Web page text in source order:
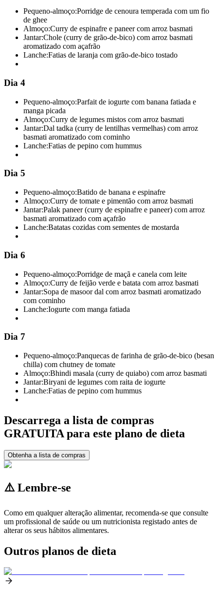
Pequeno-almoço:Porridge de cenoura temperada com um fio
de ghee
Almoço:Curry de espinafre e paneer com arroz basmati
Jantar:Chole (curry de grão-de-bico) com arroz basmati
aromatizado com açafrão
Lanche:Fatias de laranja com grão-de-bico tostado
Dia 4
Pequeno-almoço:Parfait de iogurte com banana fatiada e
manga picada
Almoço:Curry de legumes mistos com arroz basmati
Jantar:Dal tadka (curry de lentilhas vermelhas) com arroz
basmati aromatizado com cominho
Lanche:Fatias de pepino com hummus
Dia 5
Pequeno-almoço:Batido de banana e espinafre
Almoço:Curry de tomate e pimentão com arroz basmati
Jantar:Palak paneer (curry de espinafre e paneer) com arroz
basmati aromatizado com açafrão
Lanche:Batatas cozidas com sementes de mostarda
Dia 6
Pequeno-almoço:Porridge de maçã e canela com leite
Almoço:Curry de feijão verde e batata com arroz basmati
Jantar:Sopa de masoor dal com arroz basmati aromatizado
com cominho
Lanche:Iogurte com manga fatiada
Dia 7
Pequeno-almoço:Panquecas de farinha de grão-de-bico (besan
chilla) com chutney de tomate
Almoço:Bhindi masala (curry de quiabo) com arroz basmati
Jantar:Biryani de legumes com raita de iogurte
Lanche:Fatias de pepino com hummus
Descarrega a lista de compras
GRATUITA para este plano de dieta
Obtenha a lista de compras
⚠️ Lembre-se
Como em qualquer alteração alimentar, recomenda-se que consulte
um profissional de saúde ou um nutricionista registado antes de
alterar os seus hábitos alimentares.
Outros planos de dieta